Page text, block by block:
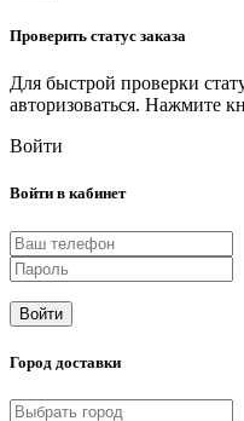
Проверить статус заказа
Для быстрой проверки
авторизоваться. Нажмите
Войти
Войти в кабинет
Войти
Город доставки